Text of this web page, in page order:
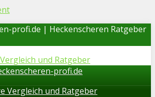
profi.de | Heckenscheren Ratgeber
profi.de
Vergleich und Ratgeber